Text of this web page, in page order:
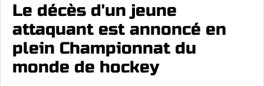
Le décès d'un jeune
attaquant est annoncé en
plein Championnat du
monde de hockey